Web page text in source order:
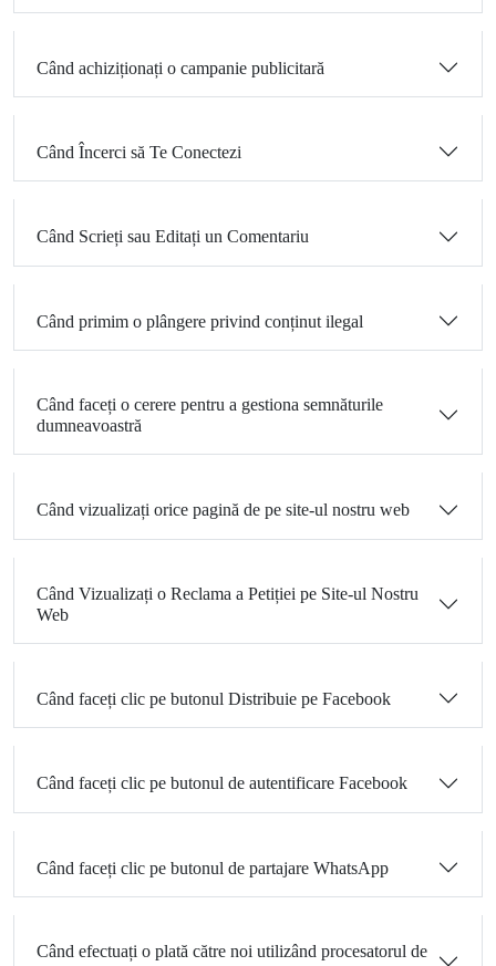
Când achiziționați o campanie publicitară
Când Încerci să Te Conectezi
Când Scrieți sau Editați un Comentariu
Când primim o plângere privind conținut ilegal
Când faceți o cerere pentru a gestiona semnăturile
dumneavoastră
Când vizualizați orice pagină de pe site-ul nostru web
Când Vizualizați o Reclama a Petiției pe Site-ul Nostru
Web
Când faceți clic pe butonul Distribuie pe Facebook
Când faceți clic pe butonul de autentificare Facebook
Când faceți clic pe butonul de partajare WhatsApp
Când efectuați o plată către noi utilizând procesatorul de